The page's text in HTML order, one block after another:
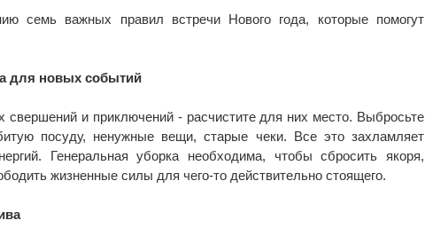
семь важных правил встречи Нового года, которые помогут
для новых событий
и приключений - расчистите для них место. Выбросьте
посуду, ненужные вещи, старые чеки. Все это захламляет
Генеральная уборка необходима, чтобы сбросить якоря,
жизненные силы для чего-то действительно стоящего.